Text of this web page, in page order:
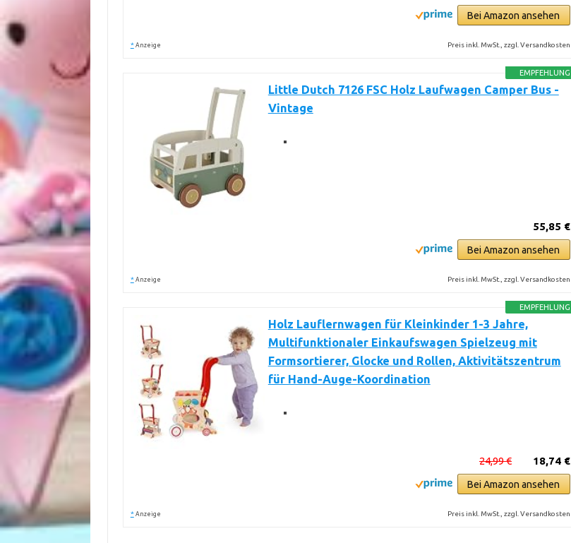
Bei Amazon ansehen
* Anzeige Preis inkl. MwSt., zzgl. Versandkosten
EMPFEHLUNG
Little Dutch 7126 FSC Holz Laufwagen Camper Bus -
Vintage
55,85 €
Bei Amazon ansehen
* Anzeige Preis inkl. MwSt., zzgl. Versandkosten
EMPFEHLUNG
Holz Lauflernwagen für Kleinkinder 1-3 Jahre,
Multifunktionaler Einkaufswagen Spielzeug mit
Formsortierer, Glocke und Rollen, Aktivitätszentrum
für Hand-Auge-Koordination
18,74 €
24,99 €
Bei Amazon ansehen
* Anzeige Preis inkl. MwSt., zzgl. Versandkosten